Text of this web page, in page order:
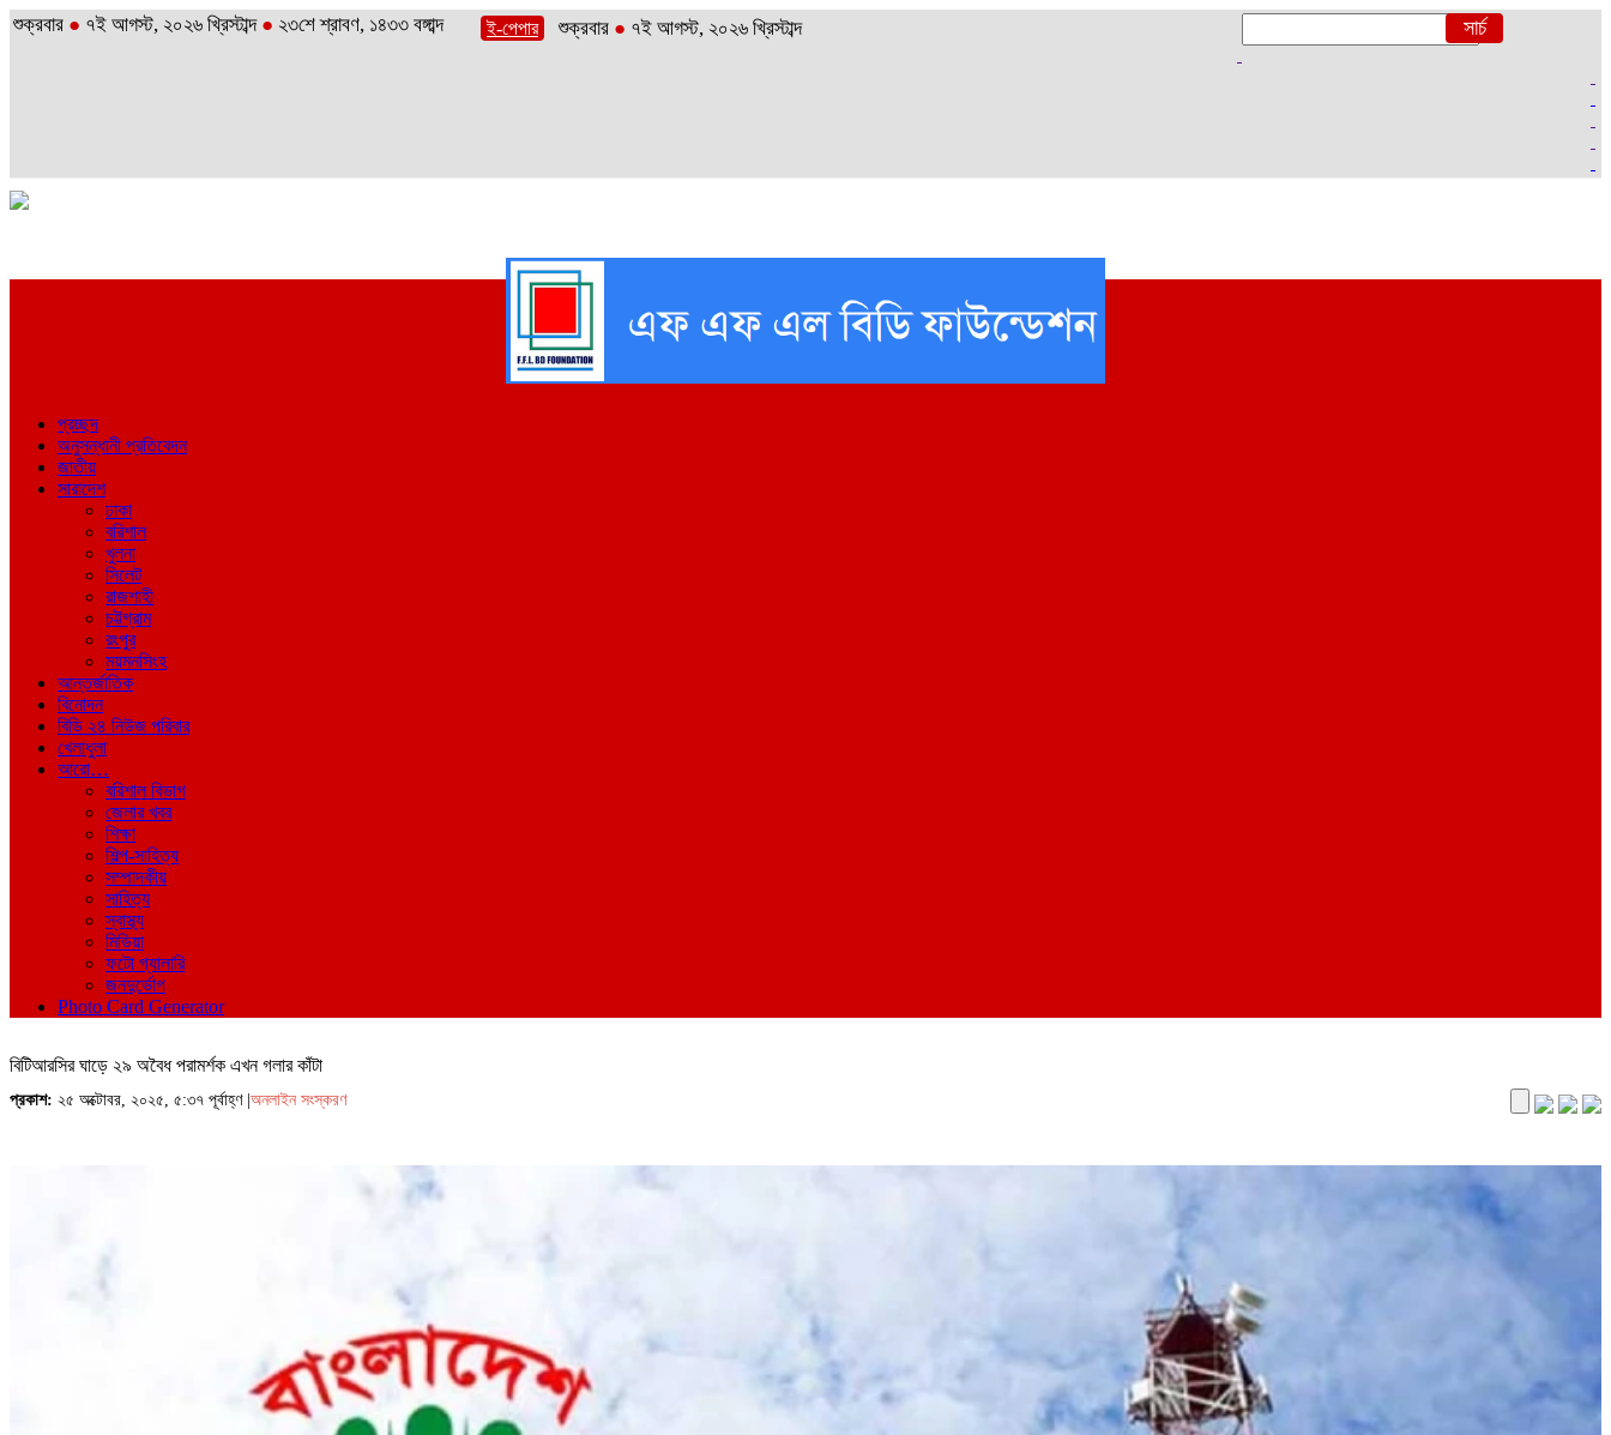
শুক্রবার ● ৭ই আগস্ট, ২০২৬ খ্রিস্টাব্দ ● ২৩শে শ্রাবণ, ১৪৩৩ বঙ্গাব্দ ই-পেপার শুক্রবার ● ৭ই আগস্ট, ২০২৬ খ্রিস্টাব্দ
প্রচ্ছদ
অনুসন্ধানী প্রতিবেদন
জাতীয়
সারাদেশ
ঢাকা
বরিশাল
খুলনা
সিলেট
রাজশাহী
চট্টগ্রাম
রংপুর
ময়মনসিংহ
আন্তর্জাতিক
বিনোদন
বিডি ২৪ নিউজ পরিবার
খেলাধুলা
আরো…
বরিশাল বিভাগ
জেলার খবর
শিক্ষা
শিল্প-সাহিত্য
সম্পাদকীয়
সাহিত্য
স্বাস্থ্য
মিডিয়া
ফটো গ্যালারি
জনদুর্ভোগ
Photo Card Generator
বিটিআরসির ঘাড়ে ২৯ অবৈধ পরামর্শক এখন গলার কাঁটা
প্রকাশ: ২৫ অক্টোবর, ২০২৫, ৫:৩৭ পূর্বাহ্ণ | অনলাইন সংস্করণ